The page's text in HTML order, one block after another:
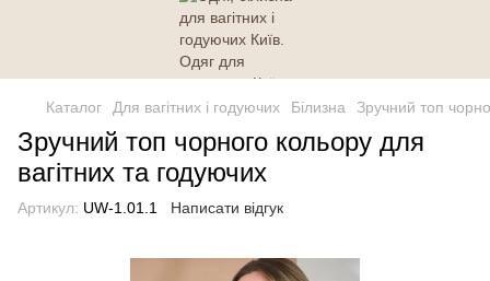
Каталог Для вагітних і годуючих Білизна Зручний топ
Зручний топ чорного кольору для
вагітних та годуючих
Артикул: UW-1.01.1 Написати відгук